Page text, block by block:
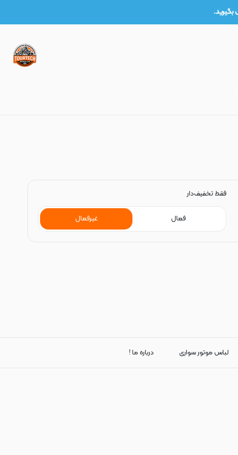
فقط تخفیف‌دار
فعال غیرفعال
لباس موتور سواری درباره ما !